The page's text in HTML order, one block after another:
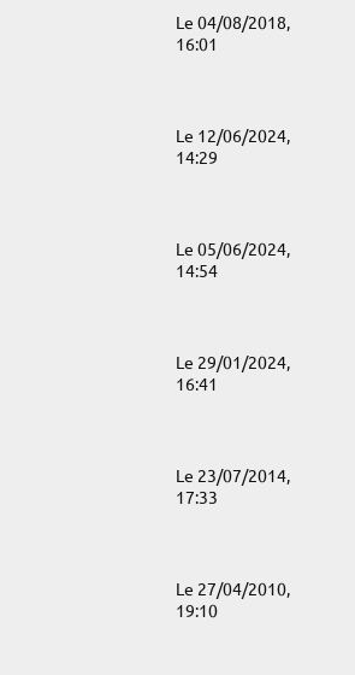
Le 04/08/2018,
16:01
Le 12/06/2024,
14:29
Le 05/06/2024,
14:54
Le 29/01/2024,
16:41
Le 23/07/2014,
17:33
Le 27/04/2010,
19:10